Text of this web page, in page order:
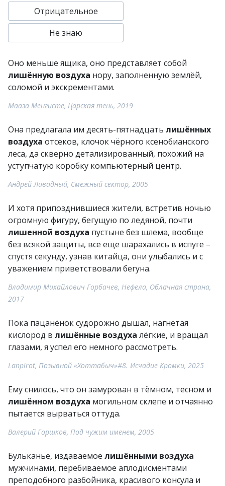
Отрицательное
Не знаю
Оно меньше ящика, оно представляет собой
лишённую воздуха нору, заполненную землёй,
соломой и экскрементами.
Мааза Менгисте, Царская тень, 2019
Она предлагала им десять-пятнадцать лишённых
воздуха отсеков, клочок чёрного ксенобианского
леса, да скверно детализированный, похожий на
уступчатую коробку компьютерный центр.
Андрей Ливадный, Смежный сектор, 2005
И хотя припозднившиеся жители, встретив ночью
огромную фигуру, бегущую по ледяной, почти
лишенной воздуха пустыне без шлема, вообще
без всякой защиты, все еще шарахались в испуге –
спустя секунду, узнав китайца, они улыбались и с
уважением приветствовали бегуна.
Владимир Михайлович Горбачев, Нефела, Облачная страна,
2017
Пока пацанёнок судорожно дышал, нагнетая
кислород в лишённые воздуха лёгкие, и вращал
глазами, я успел его немного рассмотреть.
Lanpirot, Позывной «Хоттабыч»#8. Исчадие Кромки, 2025
Ему снилось, что он замурован в тёмном, тесном и
лишённом воздуха могильном склепе и отчаянно
пытается вырваться оттуда.
Валерий Горшков, Под чужим именем, 2005
Бульканье, издаваемое лишёнными воздуха
мужчинами, перебиваемое аплодисментами
преподобного разбойника, красивого консула и